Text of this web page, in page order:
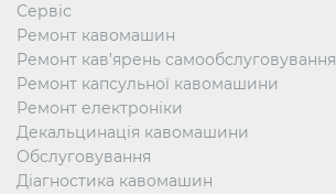
Сервіс
Ремонт кавомашин
Ремонт кав’ярень самообслуговування
Ремонт капсульної кавомашини
Ремонт електроніки
Декальцинація кавомашини
Обслуговування
Діагностика кавомашин